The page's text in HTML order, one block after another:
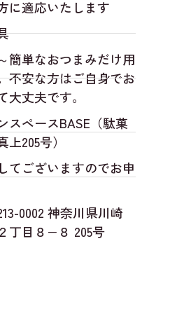
に適応いたします
簡単なおつまみだけ用
不安な方はご自身でお
丈夫です。
スペースBASE（駄菓
205号）
てございますのでお申
0002 神奈川県川崎
丁目８−８ 205号